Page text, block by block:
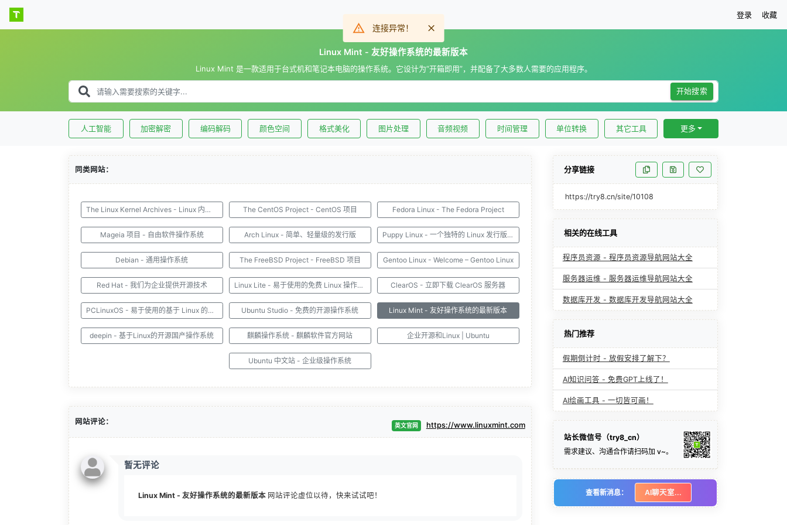
登录 收藏
Linux Mint - 友好操作系统的最新版本
Linux Mint 是一款适用于台式机和笔记本电脑的操作系统。它设计为“开箱即用”，并配备了大多数人需要的应用程序。
开始搜索
人工智能 加密解密 编码解码 颜色空间 格式美化 图片处理 音频视频 时间管理 单位转换 其它工具 更多
同类网站：
The Linux Kernel Archives - Linux 内核档案 The CentOS Project - CentOS 项目 Fedora Linux - The Fedora Project
Mageia 项目 - 自由软件操作系统 Arch Linux - 简单、轻量级的发行版 Puppy Linux - 一个独特的 Linux 发行版系列
Debian - 通用操作系统 The FreeBSD Project - FreeBSD 项目 Gentoo Linux - Welcome – Gentoo Linux
Red Hat - 我们为企业提供开源技术 Linux Lite - 易于使用的免费 Linux 操作系统 ClearOS - 立即下载 ClearOS 服务器
PCLinuxOS - 易于使用的基于 Linux 的操作系统 Ubuntu Studio - 免费的开源操作系统 Linux Mint - 友好操作系统的最新版本
deepin - 基于Linux的开源国产操作系统 麒麟操作系统 - 麒麟软件官方网站 企业开源和Linux | Ubuntu
Ubuntu 中文站 - 企业级操作系统
网站评论： 英文官网 https://www.linuxmint.com
暂无评论
Linux Mint - 友好操作系统的最新版本 网站评论虚位以待，快来试试吧！
分享链接
https://try8.cn/site/10108
相关的在线工具
程序员资源 - 程序员资源导航网站大全
服务器运维 - 服务器运维导航网站大全
数据库开发 - 数据库开发导航网站大全
热门推荐
假期倒计时 - 放假安排了解下？
AI知识问答 - 免费GPT上线了！
AI绘画工具 - 一切皆可画！
站长微信号（try8_cn）
需求建议、沟通合作请扫码加 v~。
查看新消息： AI聊天室...
连接异常！